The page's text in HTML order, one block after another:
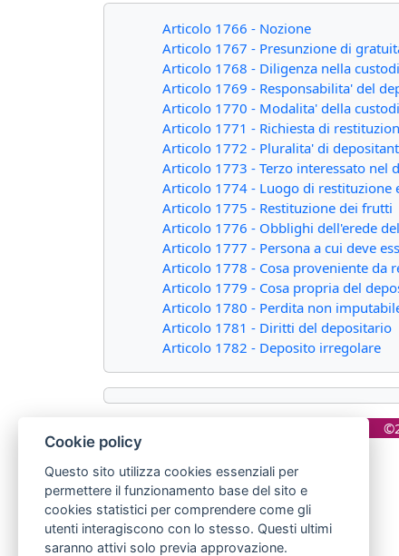
Articolo 1766 - Nozione
Articolo 1767 - Presunzione di
Articolo 1768 - Diligenza nella
Articolo 1769 - Responsabilita' del
Articolo 1770 - Modalita' della
Articolo 1771 - Richiesta di
Articolo 1772 - Pluralita' di
Articolo 1773 - Terzo interessato nel
Articolo 1774 - Luogo di restituzione
Articolo 1775 - Restituzione dei frutti
Articolo 1776 - Obblighi dell'erede
Articolo 1777 - Persona a cui deve
Articolo 1778 - Cosa proveniente da
Articolo 1779 - Cosa propria del
Articolo 1780 - Perdita non
Articolo 1781 - Diritti del depositario
Articolo 1782 - Deposito irregolare
Cookie policy
Questo sito utilizza cookies essenziali per
permettere il funzionamento base del sito e
cookies statistici per comprendere come gli
utenti interagiscono con lo stesso. Questi ultimi
saranno attivi solo previa approvazione.